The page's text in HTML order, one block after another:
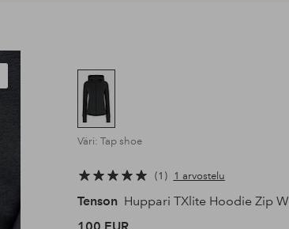
Väri: Tap shoe
1 1 arvostelu
Tenson Huppari TXlite Hoodie Zip W